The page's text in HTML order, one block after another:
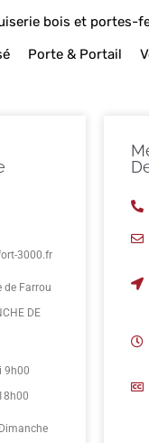
bois et portes-
Porte & Portail
3000.fr
de Farrou
DE
9h00